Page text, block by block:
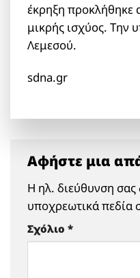
έκρηξη προκλήθηκε
μικρής ισχύος. Την
Λεμεσού.
sdna.gr
Αφήστε μια
Η ηλ. διεύθυνση σας
υποχρεωτικά πεδία
Σχόλιο *